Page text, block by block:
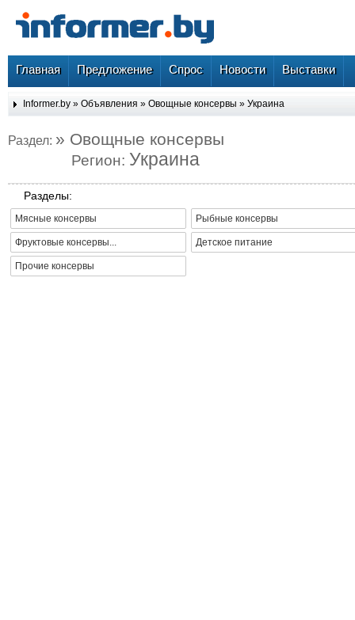
Главная Предложение Спрос Новости Выставки
Informer.by » Объявления » Овощные консервы » Украина
Раздел: » Овощные консервы
Регион: Украина
Разделы:
Мясные консервы Рыбные консервы
Фруктовые консервы... Детское питание
Прочие консервы